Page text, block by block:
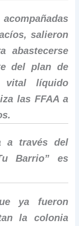
salieron
abastecerse
del plan de
vital líquido
las FFAA a
a través del
Barrio” es
ya fueron
la colonia